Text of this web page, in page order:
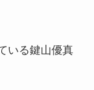
いる鍵山優真